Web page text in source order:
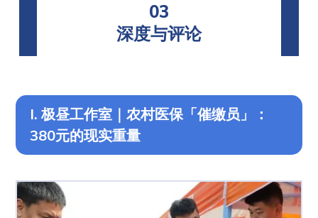
03
深度与评论
I. 极昼工作室｜农村医保「催缴员」：
380元的现实重量